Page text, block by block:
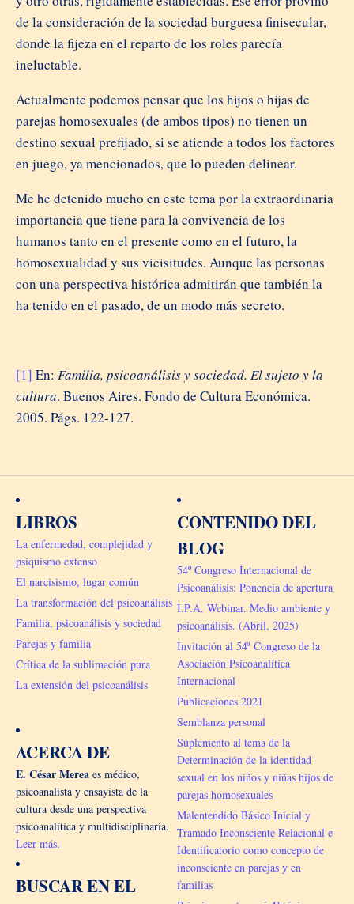
de la consideración de la sociedad burguesa finisecular,
donde la fijeza en el reparto de los roles parecía
ineluctable.
Actualmente podemos pensar que los hijos o hijas de
parejas homosexuales (de ambos tipos) no tienen un
destino sexual prefijado, si se atiende a todos los factores
en juego, ya mencionados, que lo pueden delinear.
Me he detenido mucho en este tema por la extraordinaria
importancia que tiene para la convivencia de los
humanos tanto en el presente como en el futuro, la
homosexualidad y sus vicisitudes. Aunque las personas
con una perspectiva histórica admitirán que también la
ha tenido en el pasado, de un modo más secreto.
[1] En: Familia, psicoanálisis y sociedad. El sujeto y la
cultura. Buenos Aires. Fondo de Cultura Económica.
2005. Págs. 122-127.
LIBROS
La enfermedad, complejidad y
psiquismo extenso
El narcisismo, lugar común
La transformación del psicoanálisis
Familia, psicoanálisis y sociedad
Parejas y familia
Crítica de la sublimación pura
La extensión del psicoanálisis
ACERCA DE
E. César Merea es médico,
psicoanalista y ensayista de la
cultura desde una perspectiva
psicoanalítica y multidisciplinaria.
Leer más.
BUSCAR EN EL
CONTENIDO DEL
BLOG
54º Congreso Internacional de
Psicoanálisis: Ponencia de apertura
I.P.A. Webinar. Medio ambiente y
psicoanálisis. (Abril, 2025)
Invitación al 54ª Congreso de la
Asociación Psicoanalítica
Internacional
Publicaciones 2021
Semblanza personal
Suplemento al tema de la
Determinación de la identidad
sexual en los niños y niñas hijos de
parejas homosexuales
Malentendido Básico Inicial y
Tramado Inconsciente Relacional e
Identificatorio como concepto de
inconsciente en parejas y en
familias